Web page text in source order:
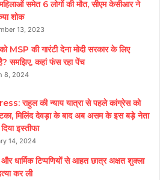
समेत 6 लोगों की मौत, सीएम केसीआर ने
शोक
13, 2023
MSP की गारंटी देना मोदी सरकार के लिए
समझिए, कहां फंस रहा पेंच
8, 2024
राहुल की न्याय यात्रा से पहले कांग्रेस को
मिलिंद देवड़ा के बाद अब असम के इस बड़े नेता
इस्तीफा
14, 2024
धार्मिक टिप्पणियों से आहत छात्र अक्षत शुक्ला
कर ली